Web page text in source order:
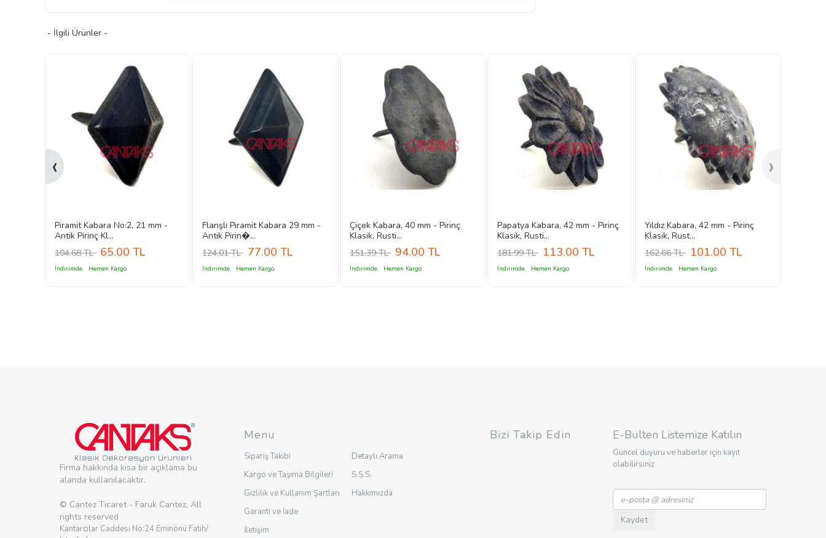
- İlgili Ürünler -
Piramit Kabara No:2, 21 mm -
Antik Pirinç Kl...
104.68 TL 65.00 TL
İndirimde Hemen Kargo
Flanşlı Piramit Kabara 29 mm -
Antik Pirin�...
124.01 TL 77.00 TL
İndirimde Hemen Kargo
Çiçek Kabara, 40 mm - Pirinç
Klasik, Rusti...
151.39 TL 94.00 TL
İndirimde Hemen Kargo
Papatya Kabara, 42 mm - Pirinç
Klasik, Rusti...
181.99 TL 113.00 TL
İndirimde Hemen Kargo
Yıldız Kabara, 42 mm - Pirinç
Klasik, Rust...
162.66 TL 101.00 TL
İndirimde Hemen Kargo
‹ ›
Firma hakkında kısa bir açıklama bu
alanda kullanılacaktır.
© Cantez Ticaret - Faruk Cantez, All
rights reserved
Kantarcılar Caddesi No:24 Eminönü Fatih/
Menu
Sipariş Takibi
Kargo ve Taşıma Bilgileri
Gizlilik ve Kullanım Şartları
Garanti ve İade
İletişim
Detaylı Arama
S.S.S.
Hakkımızda
Bizi Takip Edin E-Bulten Listemize Katılın
Güncel duyuru ve haberler için kayıt
olabilirsiniz
Kaydet